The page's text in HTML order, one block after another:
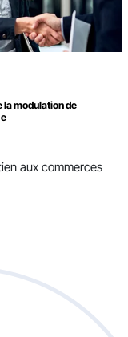
la modulation de
aux commerces